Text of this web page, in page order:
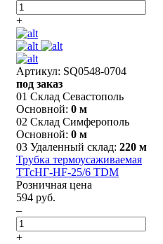
+
Артикул: SQ0548-0704
под заказ
01 Склад Севастополь
Основной: 0 м
02 Склад Симферополь
Основной: 0 м
03 Удаленный склад: 220 м
Трубка термоусаживаемая
ТТсНГ-HF-25/6 TDM
Розничная цена
594 руб.
–
+